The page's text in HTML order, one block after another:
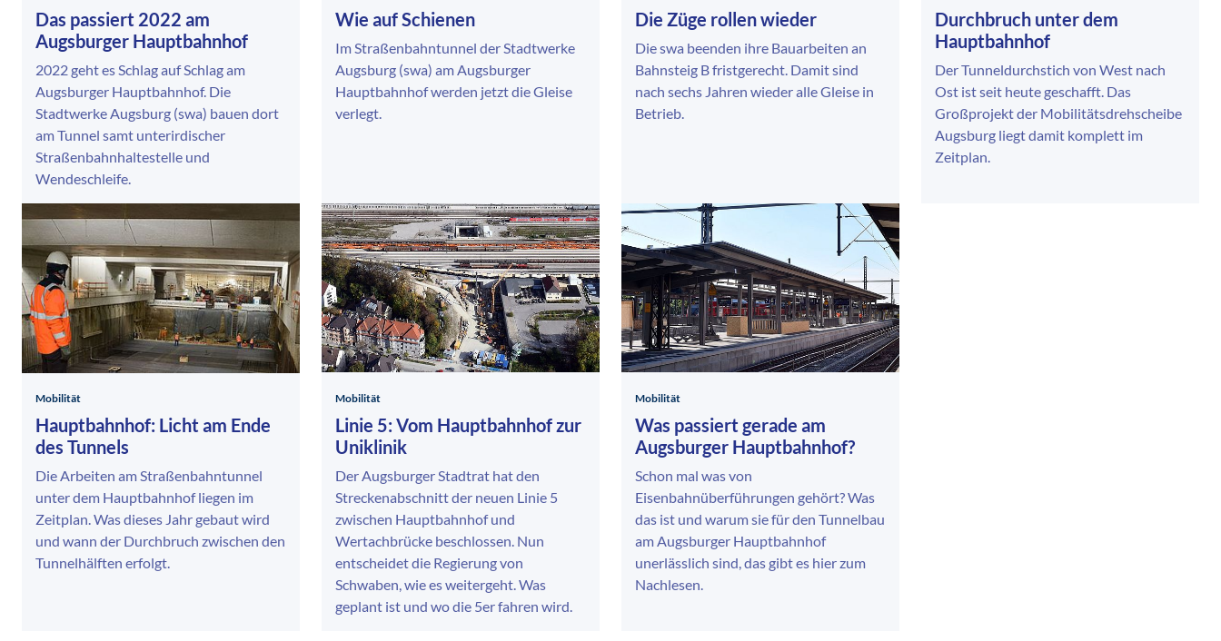
Das passiert 2022 am
Augsburger Hauptbahnhof
2022 geht es Schlag auf Schlag am
Augsburger Hauptbahnhof. Die
Stadtwerke Augsburg (swa) bauen dort
am Tunnel samt unterirdischer
Straßenbahnhaltestelle und
Wendeschleife.
Wie auf Schienen
Im Straßenbahntunnel der Stadtwerke
Augsburg (swa) am Augsburger
Hauptbahnhof werden jetzt die Gleise
verlegt.
Die Züge rollen wieder
Die swa beenden ihre Bauarbeiten an
Bahnsteig B fristgerecht. Damit sind
nach sechs Jahren wieder alle Gleise in
Betrieb.
Durchbruch unter dem
Hauptbahnhof
Der Tunneldurchstich von West nach
Ost ist seit heute geschafft. Das
Großprojekt der Mobilitätsdrehscheibe
Augsburg liegt damit komplett im
Zeitplan.
Mobilität
Hauptbahnhof: Licht am Ende
des Tunnels
Die Arbeiten am Straßenbahntunnel
unter dem Hauptbahnhof liegen im
Zeitplan. Was dieses Jahr gebaut wird
und wann der Durchbruch zwischen den
Tunnelhälften erfolgt.
Mobilität
Linie 5: Vom Hauptbahnhof zur
Uniklinik
Der Augsburger Stadtrat hat den
Streckenabschnitt der neuen Linie 5
zwischen Hauptbahnhof und
Wertachbrücke beschlossen. Nun
entscheidet die Regierung von
Schwaben, wie es weitergeht. Was
geplant ist und wo die 5er fahren wird.
Mobilität
Was passiert gerade am
Augsburger Hauptbahnhof?
Schon mal was von
Eisenbahnüberführungen gehört? Was
das ist und warum sie für den Tunnelbau
am Augsburger Hauptbahnhof
unerlässlich sind, das gibt es hier zum
Nachlesen.